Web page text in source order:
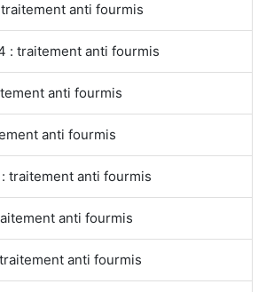
anti fourmis
: traitement anti fourmis
anti fourmis
anti fourmis
traitement anti fourmis
anti fourmis
anti fourmis